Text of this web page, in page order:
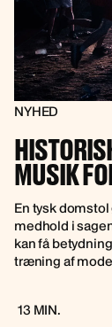
NYHED
MUSIK
En tysk
medhold i
kan få
træning af
13 MIN.